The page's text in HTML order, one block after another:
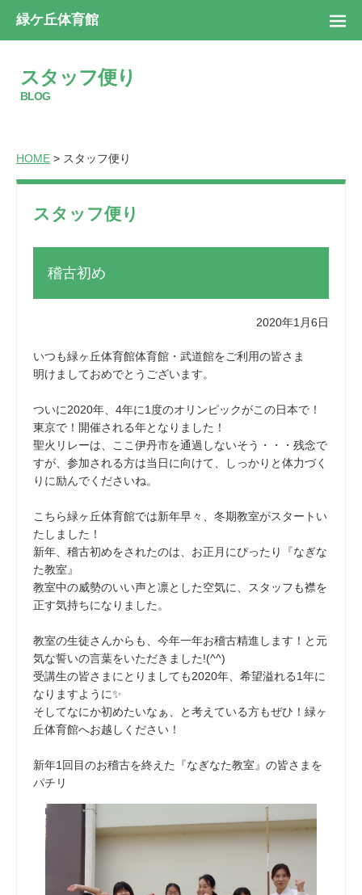
緑ケ丘体育館
スタッフ便り
BLOG
HOME > スタッフ便り
スタッフ便り
稽古初め
2020年1月6日
いつも緑ヶ丘体育館体育館・武道館をご利用の皆さま
明けましておめでとうございます。
ついに2020年、4年に1度のオリンピックがこの日本で！
東京で！開催される年となりました！
聖火リレーは、ここ伊丹市を通過しないそう・・・残念で
すが、参加される方は当日に向けて、しっかりと体力づく
りに励んでくださいね。
こちら緑ヶ丘体育館では新年早々、冬期教室がスタートい
たしました！
新年、稽古初めをされたのは、お正月にぴったり『なぎな
た教室』
教室中の威勢のいい声と凛とした空気に、スタッフも襟を
正す気持ちになりました。
教室の生徒さんからも、今年一年お稽古精進します！と元
気な誓いの言葉をいただきました!(^^)
受講生の皆さまにとりましても2020年、希望溢れる1年に
なりますように✨
そしてなにか初めたいなぁ、と考えている方もぜひ！緑ヶ
丘体育館へお越しください！
新年1回目のお稽古を終えた『なぎなた教室』の皆さまを
パチリ